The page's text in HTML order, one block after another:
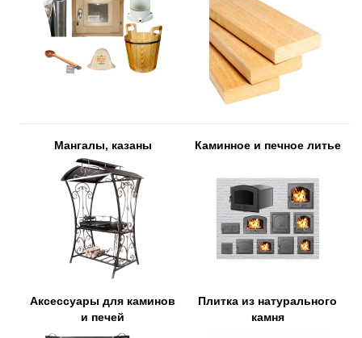
Мангалы, казаны Каминное и печное литье
Аксессуары для каминов
и печей
Плитка из натурального
камня